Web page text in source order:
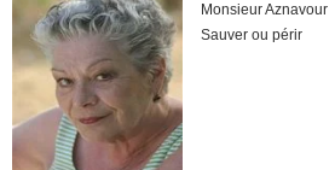
Monsieur Aznavour
Sauver ou périr